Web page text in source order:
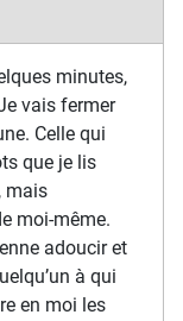
minutes,
vais fermer
Celle qui
que je lis
mais
moi-même.
adoucir et
à qui
en moi les